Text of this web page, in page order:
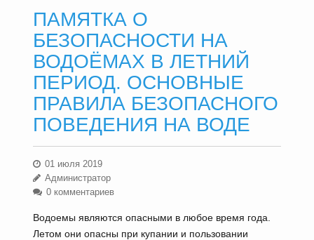
ПАМЯТКА О
БЕЗОПАСНОСТИ НА
ВОДОЁМАХ В ЛЕТНИЙ
ПЕРИОД. ОСНОВНЫЕ
ПРАВИЛА БЕЗОПАСНОГО
ПОВЕДЕНИЯ НА ВОДЕ
01 июля 2019
Администратор
0 комментариев
Водоемы являются опасными в любое время года.
Летом они опасны при купании и пользовании